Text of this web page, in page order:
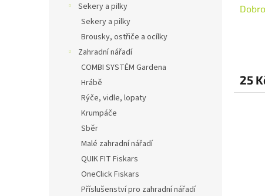
Sekery a pilky
Sekery a pilky
Brousky, ostřiče a ocílky
Zahradní nářadí
COMBI SYSTÉM Gardena
Hrábě
Rýče, vidle, lopaty
Krumpáče
Sběr
Malé zahradní nářadí
QUIK FIT Fiskars
OneClick Fiskars
Příslušenství pro zahradní nářadí
25